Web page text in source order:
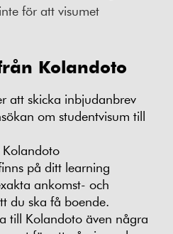
för att visumet
Kolandoto
att skicka inbjudanbrev
om studentvisum till
på ditt learning
ankomst- och
du ska få boende.
till Kolandoto även några